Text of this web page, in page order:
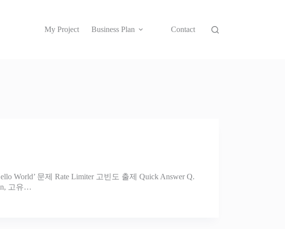
My Project Business Plan Contact
World’ 문제 Rate Limiter 고빈도 출제 Quick Answer Q.
고유…